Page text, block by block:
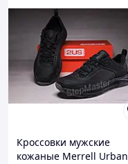
Кроссовки мужские
кожаные Merrell Urban